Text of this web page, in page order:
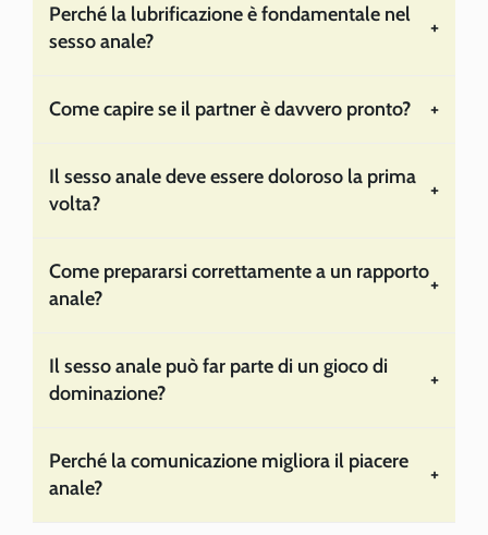
Perché la lubrificazione è fondamentale nel
sesso anale?
+
Come capire se il partner è davvero pronto? +
Il sesso anale deve essere doloroso la prima
volta?
+
Come prepararsi correttamente a un rapporto
anale?
+
Il sesso anale può far parte di un gioco di
dominazione?
+
Perché la comunicazione migliora il piacere
anale?
+